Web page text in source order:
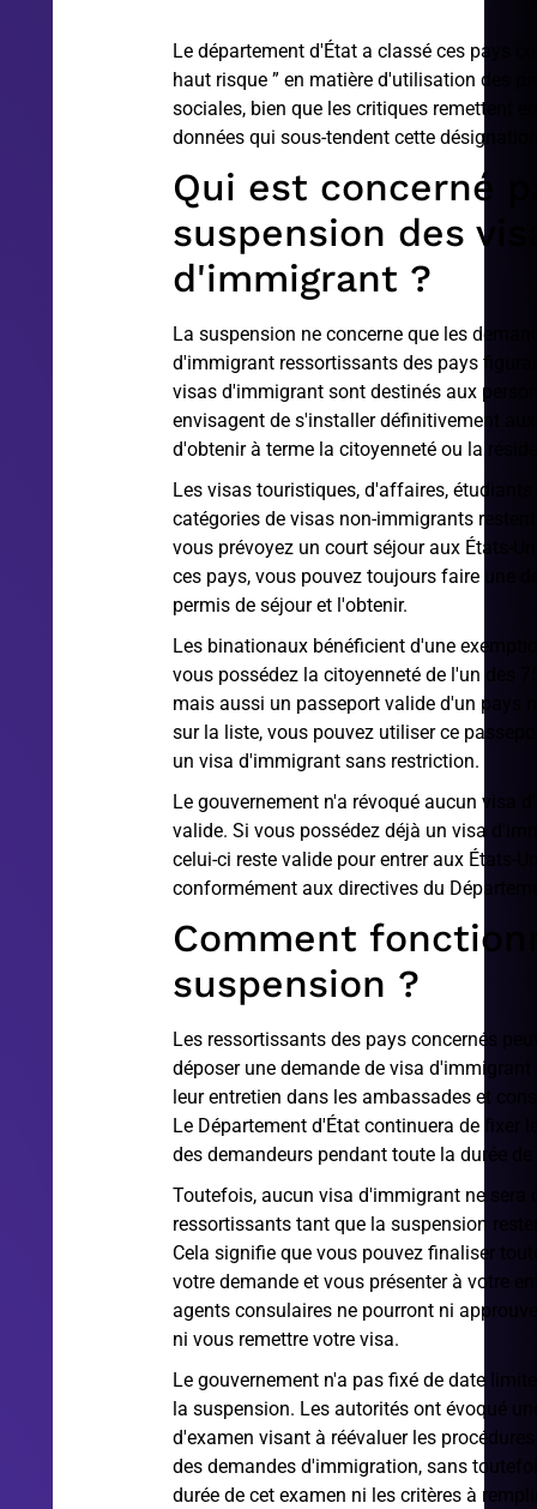
Le département d'État a classé ces pays
haut risque ” en matière d'utilisation des
sociales, bien que les critiques remettent
données qui sous-tendent cette
Qui est concerné
suspension des
d'immigrant ?
La suspension ne concerne que les
d'immigrant ressortissants des pays
visas d'immigrant sont destinés aux
envisagent de s'installer définitivement
d'obtenir à terme la citoyenneté ou la
Les visas touristiques, d'affaires, étudiants
catégories de visas non-immigrants
vous prévoyez un court séjour aux États-
ces pays, vous pouvez toujours faire une
permis de séjour et l'obtenir.
Les binationaux bénéficient d'une
vous possédez la citoyenneté de l'un des
mais aussi un passeport valide d'un pays
sur la liste, vous pouvez utiliser ce
un visa d'immigrant sans restriction.
Le gouvernement n'a révoqué aucun visa
valide. Si vous possédez déjà un visa
celui-ci reste valide pour entrer aux États-
conformément aux directives du
Comment
suspension ?
Les ressortissants des pays concernés
déposer une demande de visa d'immigrant
leur entretien dans les ambassades et
Le Département d'État continuera de fixer
des demandeurs pendant toute la durée
Toutefois, aucun visa d'immigrant ne sera
ressortissants tant que la suspension
Cela signifie que vous pouvez finaliser
votre demande et vous présenter à votre
agents consulaires ne pourront ni
ni vous remettre votre visa.
Le gouvernement n'a pas fixé de date
la suspension. Les autorités ont évoqué
d'examen visant à réévaluer les
des demandes d'immigration, sans
durée de cet examen ni les critères à